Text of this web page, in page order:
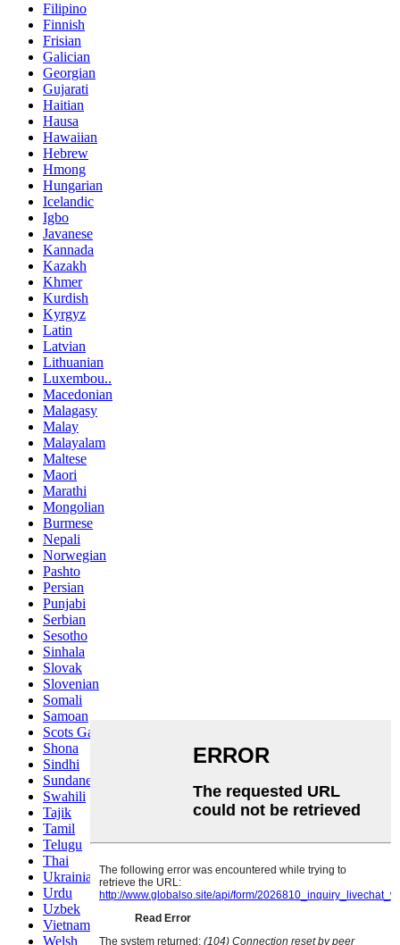
Filipino
Finnish
Frisian
Galician
Georgian
Gujarati
Haitian
Hausa
Hawaiian
Hebrew
Hmong
Hungarian
Icelandic
Igbo
Javanese
Kannada
Kazakh
Khmer
Kurdish
Kyrgyz
Latin
Latvian
Lithuanian
Luxembou..
Macedonian
Malagasy
Malay
Malayalam
Maltese
Maori
Marathi
Mongolian
Burmese
Nepali
Norwegian
Pashto
Persian
Punjabi
Serbian
Sesotho
Sinhala
Slovak
Slovenian
Somali
Samoan
Scots Gaelic
Shona
Sindhi
Sundanese
Swahili
Tajik
Tamil
Telugu
Thai
Ukrainian
Urdu
Uzbek
Vietnamese
Welsh